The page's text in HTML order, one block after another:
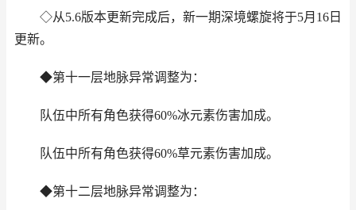
◇从5.6版本更新完成后，新一期深境螺旋将于5月16日
更新。
◆第十一层地脉异常调整为：
队伍中所有角色获得60%冰元素伤害加成。
队伍中所有角色获得60%草元素伤害加成。
◆第十二层地脉异常调整为：